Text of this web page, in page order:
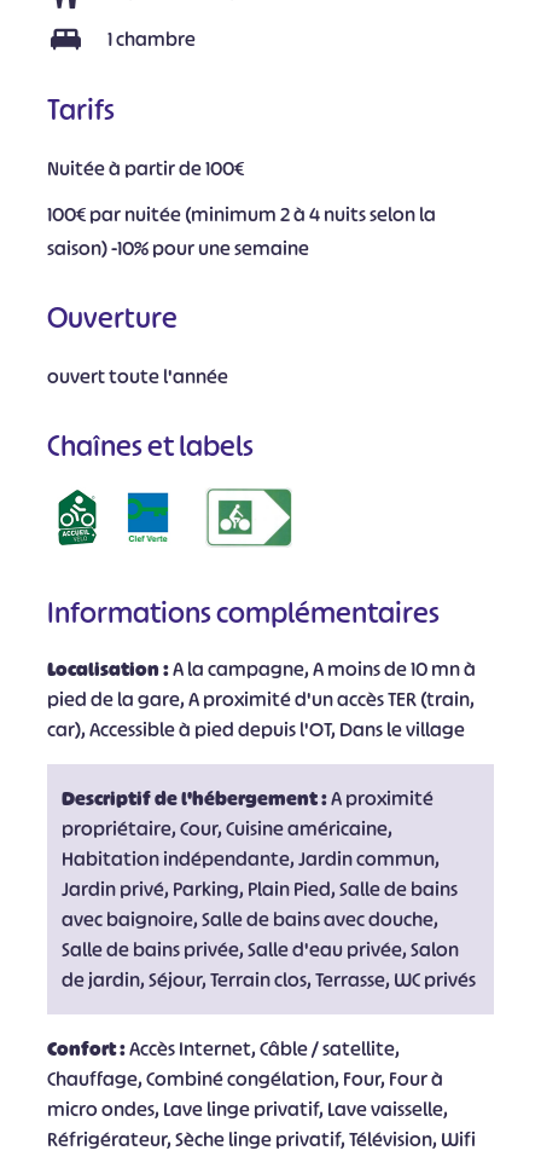
1 chambre
Tarifs
Nuitée à partir de 100€
100€ par nuitée (minimum 2 à 4 nuits selon la
saison) -10% pour une semaine
Ouverture
ouvert toute l'année
Chaînes et labels
Informations complémentaires
Localisation :A la campagne, A moins de 10 mn à
pied de la gare, A proximité d'un accès TER (train,
car), Accessible à pied depuis l'OT, Dans le village
Descriptif de l'hébergement :A proximité
propriétaire, Cour, Cuisine américaine,
Habitation indépendante, Jardin commun,
Jardin privé, Parking, Plain Pied, Salle de bains
avec baignoire, Salle de bains avec douche,
Salle de bains privée, Salle d'eau privée, Salon
de jardin, Séjour, Terrain clos, Terrasse, WC privés
Confort :Accès Internet, Câble / satellite,
Chauffage, Combiné congélation, Four, Four à
micro ondes, Lave linge privatif, Lave vaisselle,
Réfrigérateur, Sèche linge privatif, Télévision, Wifi